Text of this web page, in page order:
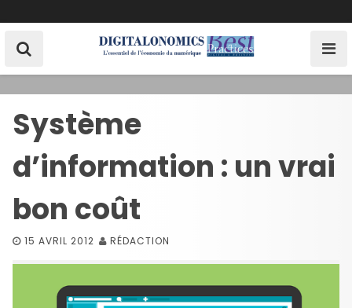
k
Système
d’information : un vrai
bon coût
15 AVRIL 2012 RÉDACTION